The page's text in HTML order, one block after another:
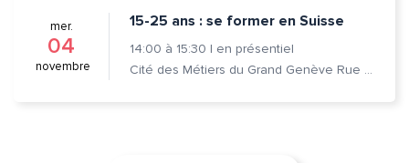
mer.
04
novembre
15-25 ans : se former en Suisse
14:00 à 15:30 | en présentiel
Cité des Métiers du Grand Genève Rue Prévost-Martin 6 1205 Genève